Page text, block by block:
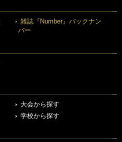
雑誌『Number』バックナン
バー
大会から探す
学校から探す